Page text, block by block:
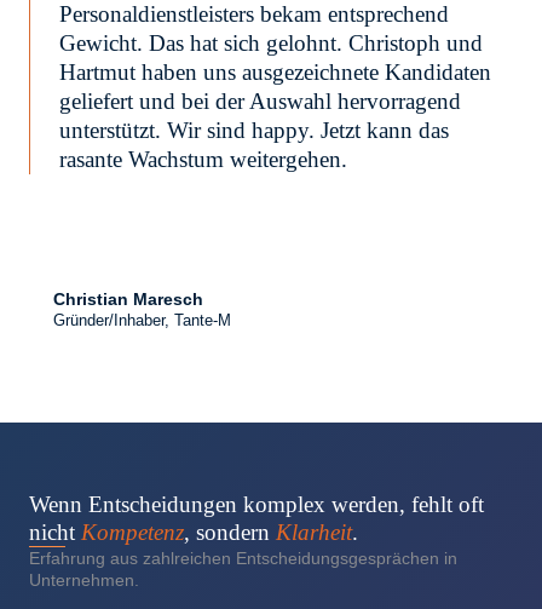
Personaldienstleisters bekam entsprechend
Gewicht. Das hat sich gelohnt. Christoph und
Hartmut haben uns ausgezeichnete Kandidaten
geliefert und bei der Auswahl hervorragend
unterstützt. Wir sind happy. Jetzt kann das
rasante Wachstum weitergehen.
Christian Maresch
Gründer/Inhaber, Tante-M
Wenn Entscheidungen komplex werden, fehlt oft
nicht Kompetenz, sondern Klarheit.
Erfahrung aus zahlreichen Entscheidungsgesprächen in
Unternehmen.